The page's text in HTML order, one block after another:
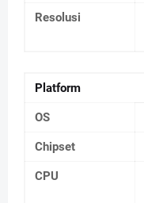
Resolusi
Platform
OS
Chipset
CPU